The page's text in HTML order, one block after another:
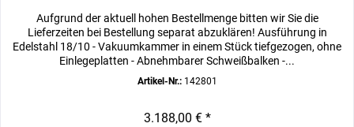
Aufgrund der aktuell hohen Bestellmenge bitten wir Sie die
Lieferzeiten bei Bestellung separat abzuklären! Ausführung in
Edelstahl 18/10 - Vakuumkammer in einem Stück tiefgezogen, ohne
Einlegeplatten - Abnehmbarer Schweißbalken -...
Artikel-Nr.:142801
3.188,00 € *